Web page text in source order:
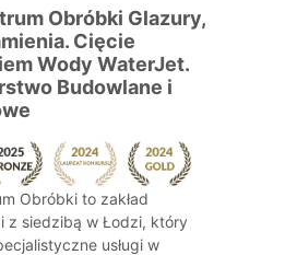
Obróbki Glazury,
Cięcie
Wody WaterJet.
Budowlane i
Obróbki to zakład
z siedzibą w Łodzi, który
usługi w